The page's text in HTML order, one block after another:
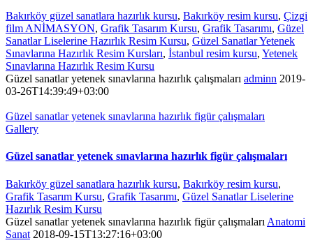
Bakırköy güzel sanatlara hazırlık kursu, Bakırköy resim kursu, Çizgi
film ANİMASYON, Grafik Tasarım Kursu, Grafik Tasarımı, Güzel
Sanatlar Liselerine Hazırlık Resim Kursu, Güzel Sanatlar Yetenek
Sınavlarına Hazırlık Resim Kursları, İstanbul resim kursu, Yetenek
Sınavlarına Hazırlık Resim Kursu
Güzel sanatlar yetenek sınavlarına hazırlık çalışmaları adminn 2019-
03-26T14:39:49+03:00
Güzel sanatlar yetenek sınavlarına hazırlık figür çalışmaları
Gallery
Güzel sanatlar yetenek sınavlarına hazırlık figür çalışmaları
Bakırköy güzel sanatlara hazırlık kursu, Bakırköy resim kursu,
Grafik Tasarım Kursu, Grafik Tasarımı, Güzel Sanatlar Liselerine
Hazırlık Resim Kursu
Güzel sanatlar yetenek sınavlarına hazırlık figür çalışmaları Anatomi
Sanat 2018-09-15T13:27:16+03:00